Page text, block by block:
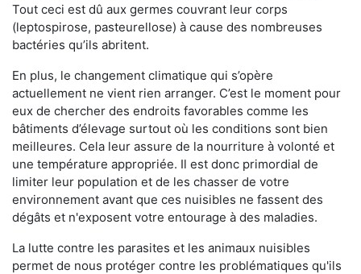
Tout ceci est dû aux germes couvrant leur corps
(leptospirose, pasteurellose) à cause des nombreuses
bactéries qu’ils abritent.
En plus, le changement climatique qui s’opère
actuellement ne vient rien arranger. C’est le moment pour
eux de chercher des endroits favorables comme les
bâtiments d’élevage surtout où les conditions sont bien
meilleures. Cela leur assure de la nourriture à volonté et
une température appropriée. Il est donc primordial de
limiter leur population et de les chasser de votre
environnement avant que ces nuisibles ne fassent des
dégâts et n'exposent votre entourage à des maladies.
La lutte contre les parasites et les animaux nuisibles
permet de nous protéger contre les problématiques qu'ils